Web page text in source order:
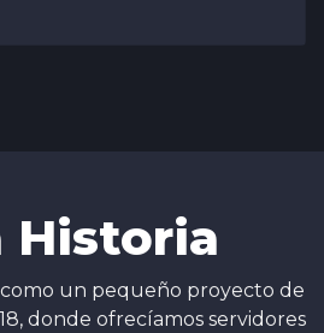
Historia
un pequeño proyecto de
donde ofrecíamos servidores